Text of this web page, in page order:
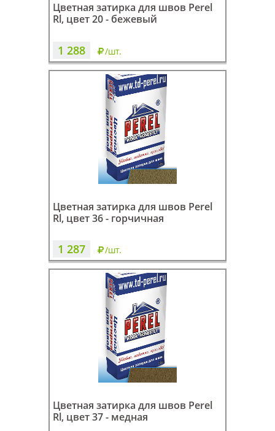
Цветная затирка для швов Perel
Rl, цвет 20 - бежевый
1 288 /шт.
Цветная затирка для швов Perel
Rl, цвет 36 - горчичная
1 287 /шт.
Цветная затирка для швов Perel
Rl, цвет 37 - медная